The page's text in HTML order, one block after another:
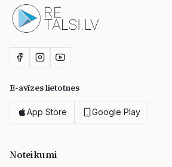
E-avīzes lietotnes
App Store Google Play
Noteikumi